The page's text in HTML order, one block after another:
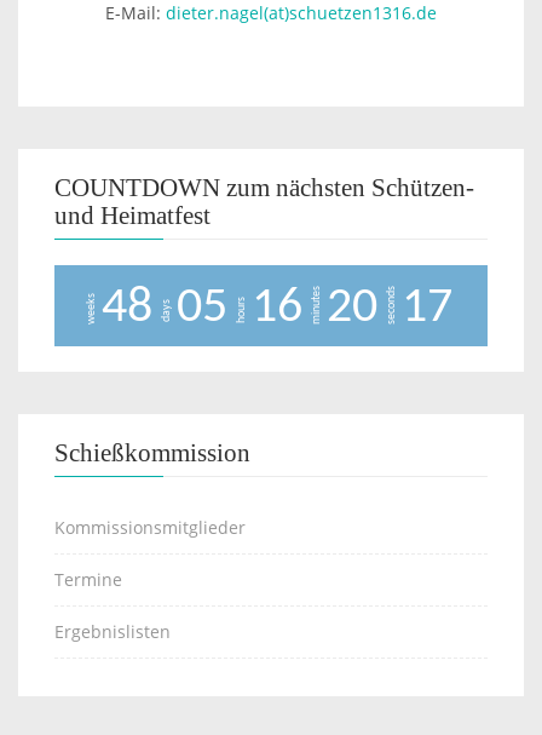
E-Mail: dieter.nagel(at)schuetzen1316.de
COUNTDOWN zum nächsten Schützen-
und Heimatfest
weeks 48 days 05 hours 16 minutes 20 seconds 17
Schießkommission
Kommissionsmitglieder
Termine
Ergebnislisten